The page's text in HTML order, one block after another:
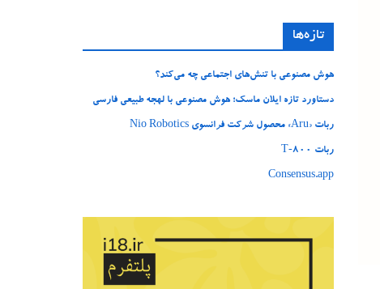
تازه‌ها
هوش مصنوعی با تنش‌های اجتماعی چه می‌کند؟
دستاورد تازه ایلان ماسک؛ هوش مصنوعی با لهجه طبیعی فارسی
ربات «Aru» محصول شرکت فرانسوی Nio Robotics
ربات T‑800
Consensus.app